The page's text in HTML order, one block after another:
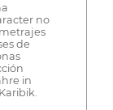
no
de
in